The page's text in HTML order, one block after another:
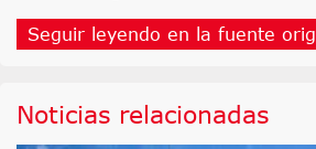
Seguir leyendo en la fuente
Noticias relacionadas